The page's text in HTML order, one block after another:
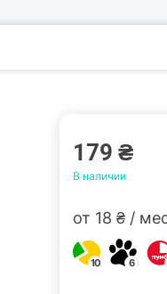
179 ₴
В наличии
от 18 ₴ /
10 6